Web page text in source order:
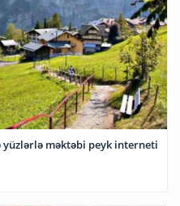
məktəbi peyk interneti